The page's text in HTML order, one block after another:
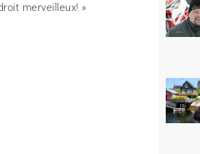
merveilleux! »